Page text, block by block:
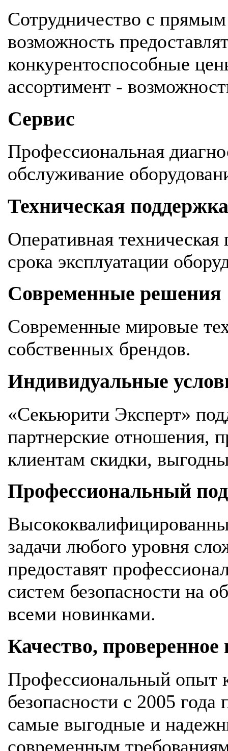
Сотрудничество с
возможность
конкурентоспособные
ассортимент -
Сервис
Профессиональная
обслуживание
Техническая поддержка
Оперативная техническая
срока эксплуатации
Современные решения
Современные мировые
собственных брендов.
Индивидуальные
«Секьюрити Эксперт»
партнерские отношения,
клиентам скидки,
Профессиональный
задачи любого уровня
предоставят
систем безопасности на
всеми новинками.
Качество,
Профессиональный опыт
безопасности с 2005 года
самые выгодные и
современным